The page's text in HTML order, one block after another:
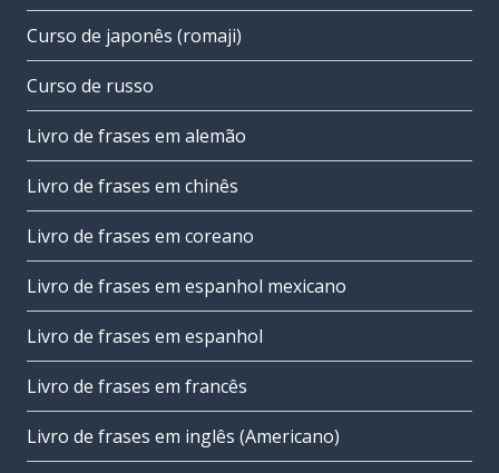
Curso de japonês (romaji)
Curso de russo
Livro de frases em alemão
Livro de frases em chinês
Livro de frases em coreano
Livro de frases em espanhol mexicano
Livro de frases em espanhol
Livro de frases em francês
Livro de frases em inglês (Americano)